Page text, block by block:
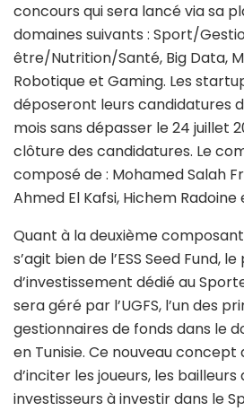
concours qui sera lancé via sa
domaines suivants : Sport/
être/Nutrition/Santé, Big Data,
Robotique et Gaming. Les
déposeront leurs candidatures
mois sans dépasser le 24 juillet
clôture des candidatures. Le
composé de : Mohamed Salah
Ahmed El Kafsi, Hichem Radoine
Quant à la deuxième
s’agit bien de l’ESS Seed Fund,
d’investissement dédié au
sera géré par l’UGFS, l’un des
gestionnaires de fonds dans le
en Tunisie. Ce nouveau
d’inciter les joueurs, les
investisseurs à investir dans le